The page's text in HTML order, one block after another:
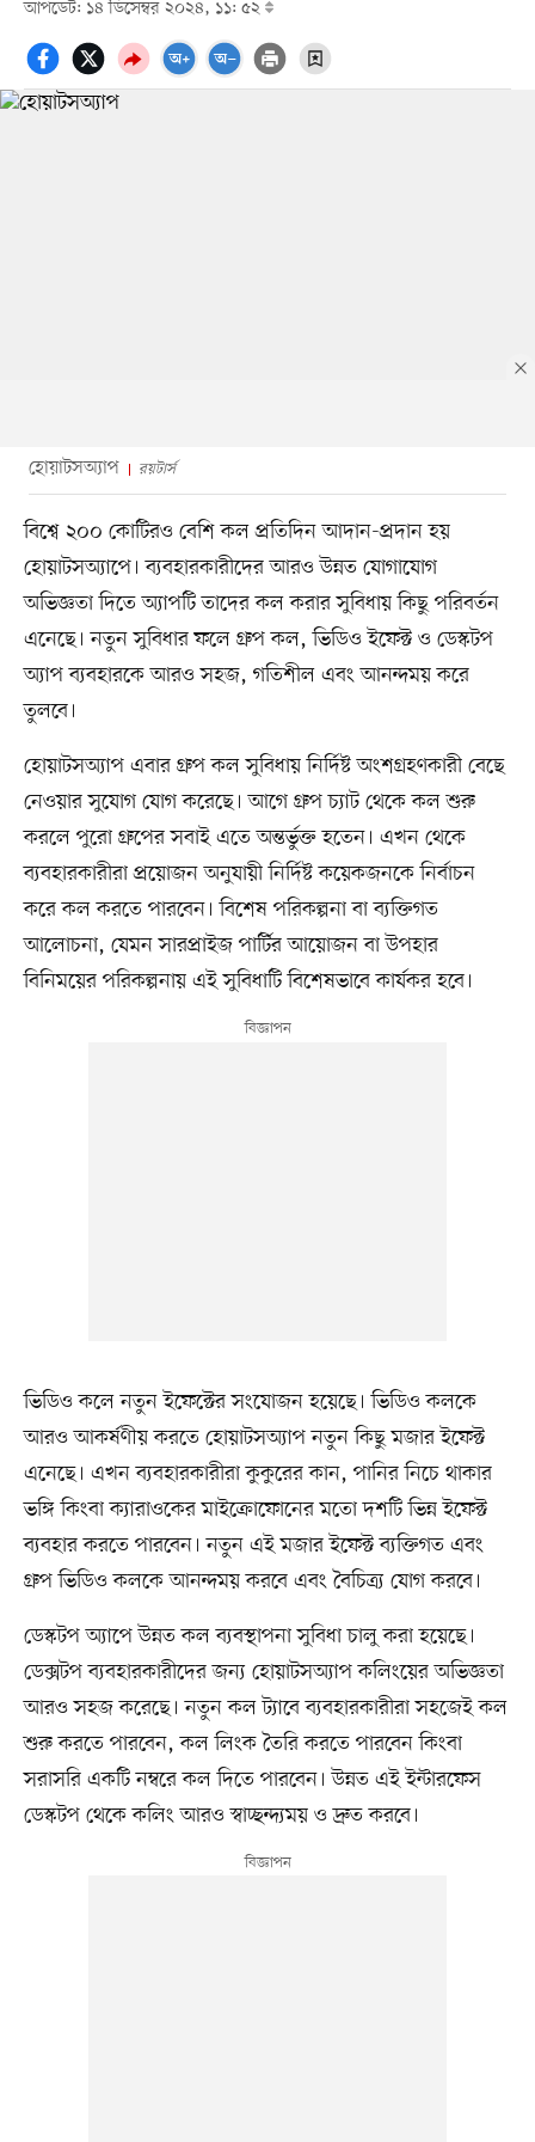
আপডেট: ১৪ ডিসেম্বর ২০২৪, ১১: ৫২
হোয়াটসঅ্যাপ রয়টার্স
বিশ্বে ২০০ কোটিরও বেশি কল প্রতিদিন আদান-প্রদান হয়
হোয়াটসঅ্যাপে। ব্যবহারকারীদের আরও উন্নত যোগাযোগ
অভিজ্ঞতা দিতে অ্যাপটি তাদের কল করার সুবিধায় কিছু পরিবর্তন
এনেছে। নতুন সুবিধার ফলে গ্রুপ কল, ভিডিও ইফেক্ট ও ডেস্কটপ
অ্যাপ ব্যবহারকে আরও সহজ, গতিশীল এবং আনন্দময় করে
তুলবে।
হোয়াটসঅ্যাপ এবার গ্রুপ কল সুবিধায় নির্দিষ্ট অংশগ্রহণকারী বেছে
নেওয়ার সুযোগ যোগ করেছে। আগে গ্রুপ চ্যাট থেকে কল শুরু
করলে পুরো গ্রুপের সবাই এতে অন্তর্ভুক্ত হতেন। এখন থেকে
ব্যবহারকারীরা প্রয়োজন অনুযায়ী নির্দিষ্ট কয়েকজনকে নির্বাচন
করে কল করতে পারবেন। বিশেষ পরিকল্পনা বা ব্যক্তিগত
আলোচনা, যেমন সারপ্রাইজ পার্টির আয়োজন বা উপহার
বিনিময়ের পরিকল্পনায় এই সুবিধাটি বিশেষভাবে কার্যকর হবে।
ভিডিও কলে নতুন ইফেক্টের সংযোজন হয়েছে। ভিডিও কলকে
আরও আকর্ষণীয় করতে হোয়াটসঅ্যাপ নতুন কিছু মজার ইফেক্ট
এনেছে। এখন ব্যবহারকারীরা কুকুরের কান, পানির নিচে থাকার
ভঙ্গি কিংবা ক্যারাওকের মাইক্রোফোনের মতো দশটি ভিন্ন ইফেক্ট
ব্যবহার করতে পারবেন। নতুন এই মজার ইফেক্ট ব্যক্তিগত এবং
গ্রুপ ভিডিও কলকে আনন্দময় করবে এবং বৈচিত্র্য যোগ করবে।
ডেস্কটপ অ্যাপে উন্নত কল ব্যবস্থাপনা সুবিধা চালু করা হয়েছে।
ডেক্সটপ ব্যবহারকারীদের জন্য হোয়াটসঅ্যাপ কলিংয়ের অভিজ্ঞতা
আরও সহজ করেছে। নতুন কল ট্যাবে ব্যবহারকারীরা সহজেই কল
শুরু করতে পারবেন, কল লিংক তৈরি করতে পারবেন কিংবা
সরাসরি একটি নম্বরে কল দিতে পারবেন। উন্নত এই ইন্টারফেস
ডেস্কটপ থেকে কলিং আরও স্বাচ্ছন্দ্যময় ও দ্রুত করবে।